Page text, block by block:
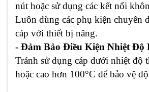
nút hoặc sử dụng các kết nối
Luôn dùng các phụ kiện chuyên
cáp với thiết bị nâng.
- Đảm Bảo Điều Kiện Nhiệt Độ
Tránh sử dụng cáp dưới nhiệt độ
hoặc cao hơn 100°C để bảo vệ